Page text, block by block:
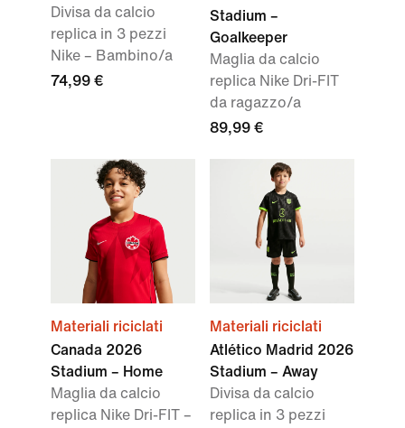
Divisa da calcio
replica in 3 pezzi
Nike – Bambino/a
74,99 €
Stadium –
Goalkeeper
Maglia da calcio
replica Nike Dri-FIT
da ragazzo/a
89,99 €
Materiali riciclati
Canada 2026
Stadium – Home
Maglia da calcio
replica Nike Dri-FIT –
Materiali riciclati
Atlético Madrid 2026
Stadium – Away
Divisa da calcio
replica in 3 pezzi